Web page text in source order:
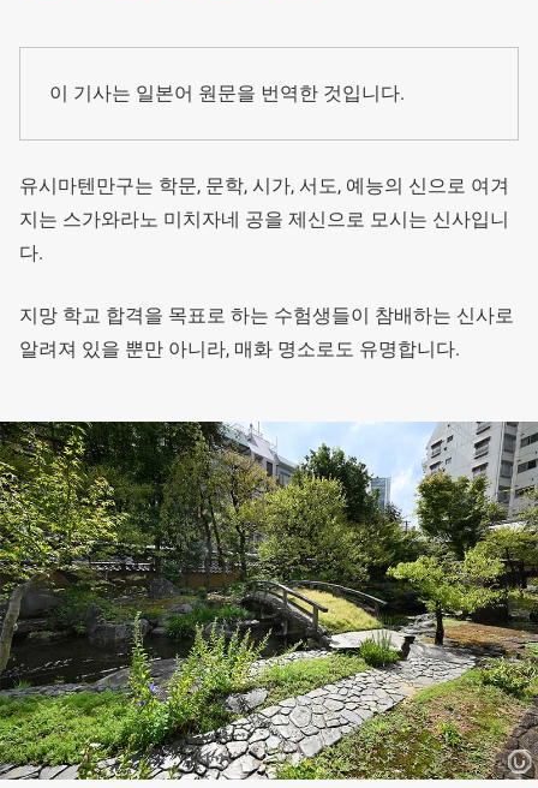
이 기사는 일본어 원문을 번역한 것입니다.
유시마텐만구는 학문, 문학, 시가, 서도, 예능의 신으로 여겨
지는 스가와라노 미치자네 공을 제신으로 모시는 신사입니
다.
지망 학교 합격을 목표로 하는 수험생들이 참배하는 신사로
알려져 있을 뿐만 아니라, 매화 명소로도 유명합니다.